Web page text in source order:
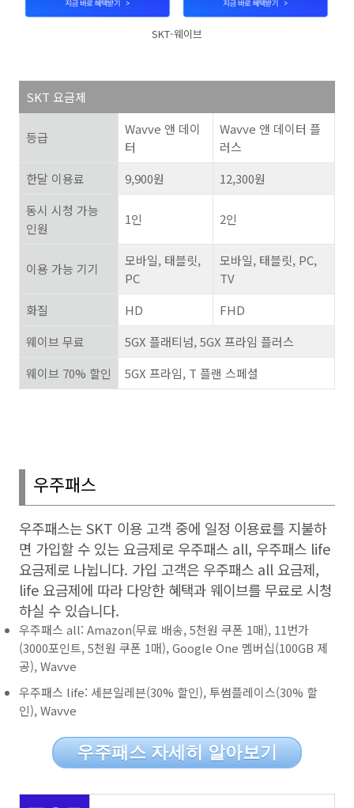
SKT-웨이브
SKT 요금제
등급
Wavve 앤 데이
터
Wavve 앤 데이터 플
러스
한달 이용료
9,900원 12,300원
동시 시청 가능
인원
1인 2인
이용 가능 기기
모바일, 태블릿,
PC
모바일, 태블릿, PC,
TV
화질
HD
FHD
웨이브 무료
5GX 플래티넘, 5GX 프라임 플러스
웨이브 70% 할인 5GX 프라임, T 플랜 스페셜
우주패스
우주패스는SKT 이용 고객 중에 일정 이용료를 지불하
면 가입할 수 있는 요금제로 우주패스 all, 우주패스 life
요금제로 나뉩니다. 가입 고객은 우주패스 all 요금제,
life 요금제에 따라 다앙한 혜택과 웨이브를 무료로 시청
하실 수 있습니다.
우주패스 all: Amazon(무료 배송, 5천원 쿠폰 1매), 11번가
(3000포인트, 5천원 쿠폰 1매), Google One 멤버십(100GB 제
공), Wavve
우주패스 life: 세븐일레븐(30% 할인), 투썸플레이스(30% 할
인), Wavve
우주패스 자세히 알아보기